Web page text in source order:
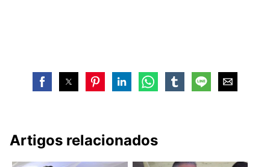
Artigos relacionados